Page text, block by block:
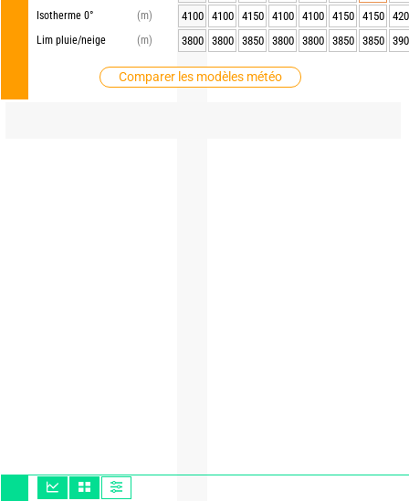
Isotherme 0°
(m)
Lim pluie/neige
(m)
Comparer les modèles météo
4100
4100 4150 4100 4100 4150 4150
3800
3800 3850 3800 3800 3850 3850